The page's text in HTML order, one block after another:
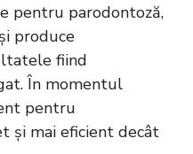
pentru parodontoză,
produce
fiind
În momentul
pentru
și mai eficient decât